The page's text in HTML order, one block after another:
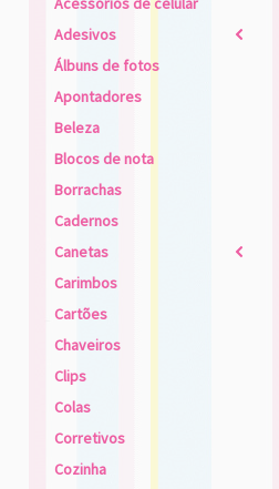
Adesivos
2
Álbuns de fotos
Apontadores
Beleza
Blocos de nota
Borrachas
Cadernos
Canetas
2
Carimbos
Cartões
Chaveiros
Clips
Colas
Corretivos
Cozinha